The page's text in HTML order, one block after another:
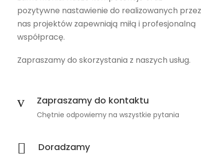
pozytywne nastawienie do realizowanych przez
nas projektów zapewniają miłą i profesjonalną
współpracę.
Zapraszamy do skorzystania z naszych usług.
Zapraszamy do kontaktu
Chętnie odpowiemy na wszystkie pytania
Doradzamy